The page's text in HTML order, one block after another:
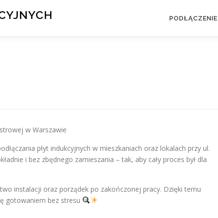
w Warszawie
płyt indukcyjnych w mieszkaniach oraz lokalach przy ul.
i bez zbędnego zamieszania – tak, aby cały proces był dla
instalacji oraz porządek po zakończonej pracy. Dzięki temu
gotowaniem bez stresu